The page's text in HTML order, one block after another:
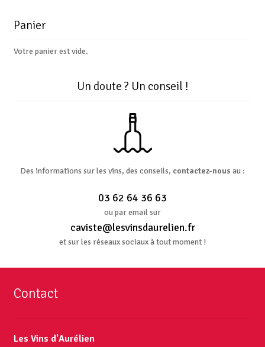
Panier
Votre panier est vide.
Un doute ? Un conseil !
Des informations sur les vins, des conseils, contactez-nous au :
03 62 64 36 63
ou par email sur
caviste@lesvinsdaurelien.fr
et sur les réseaux sociaux à tout moment !
Contact
Les Vins d'Aurélien